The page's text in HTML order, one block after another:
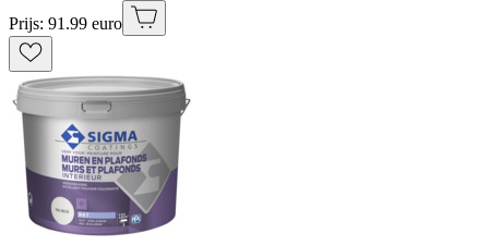
Prijs: 91.99 euro